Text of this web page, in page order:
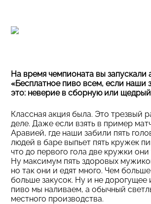
На время чемпионата вы запускали
«Бесплатное пиво всем, если наши
это: неверие в сборную или
Классная акция была. Это трезвый
деле. Даже если взять в пример
Аравией, где наши забили пять
людей в баре выпьет пять кружек
что до первого гола две кружки
Ну максимум пять здоровых
но так они и едят много. Чем
больше закусок. Ну и не дорогущее
пиво мы наливаем, а обычный
местного производства.